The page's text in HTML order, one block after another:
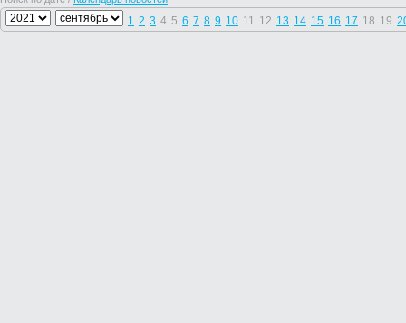
1 2 3 4 5 6 7 8 9 10 11 12 13 14 15 16 17 18 19